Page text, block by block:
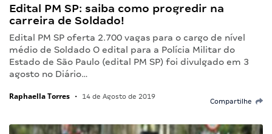
Edital PM SP: saiba como progredir na
carreira de Soldado!
Edital PM SP oferta 2.700 vagas para o cargo de nível
médio de Soldado O edital para a Polícia Militar do
Estado de São Paulo (edital PM SP) foi divulgado em 3
agosto no Diário…
Raphaella Torres • 14 de Agosto de 2019
Compartilhe